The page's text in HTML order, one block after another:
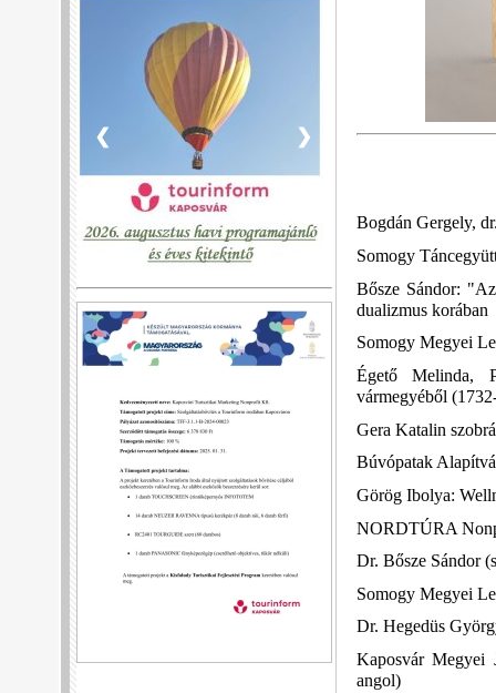
❮ ❯
Bogdán Gergely,
Somogy
Bősze Sándor:
dualizmus korában
Somogy Megyei
Égető Melinda,
vármegyéből
Gera Katalin
Búvópatak
Görög Ibolya:
NORDTÚRA
Dr. Bősze Sándor
Somogy Megyei
Dr. Hegedüs
Kaposvár Megyei
angol)